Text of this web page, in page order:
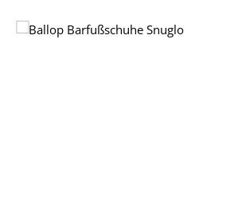
Skip image gallery